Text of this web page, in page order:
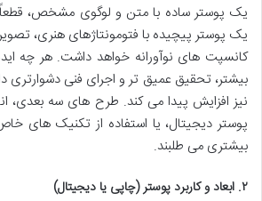
یک پوستر ساده با متن و لوگوی مشخص،
یک پوستر پیچیده با فتومونتاژهای هنری،
کانسپت های نوآورانه خواهد داشت. هر چه
بیشتر، تحقیق عمیق تر و اجرای فنی دشوارتری
نیز افزایش پیدا می کند. طرح های سه بعدی،
پوستر دیجیتال، یا استفاده از تکنیک های
بیشتری می طلبند.
۲. ابعاد و کاربرد پوستر (چاپی یا دیجیتال)